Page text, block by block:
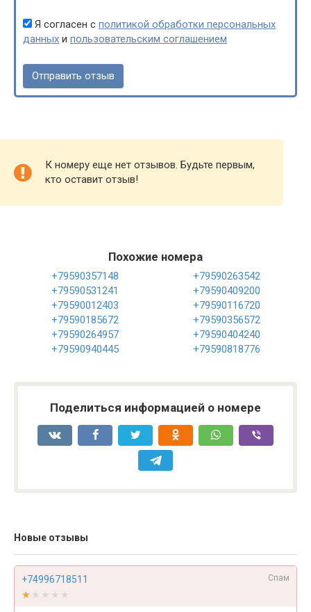
Я согласен с политикой обработки персональных
данных и пользовательским соглашением
К номеру еще нет отзывов. Будьте первым,
кто оставит отзыв!
Похожие номера
+79590357148
+79590263542
+79590531241
+79590409200
+79590012403
+79590116720
+79590185672
+79590356572
+79590264957
+79590404240
+79590940445
+79590818776
Поделиться информацией о номере
Новые отзывы
+74996718511 Спам
★★★★★
★★★★★